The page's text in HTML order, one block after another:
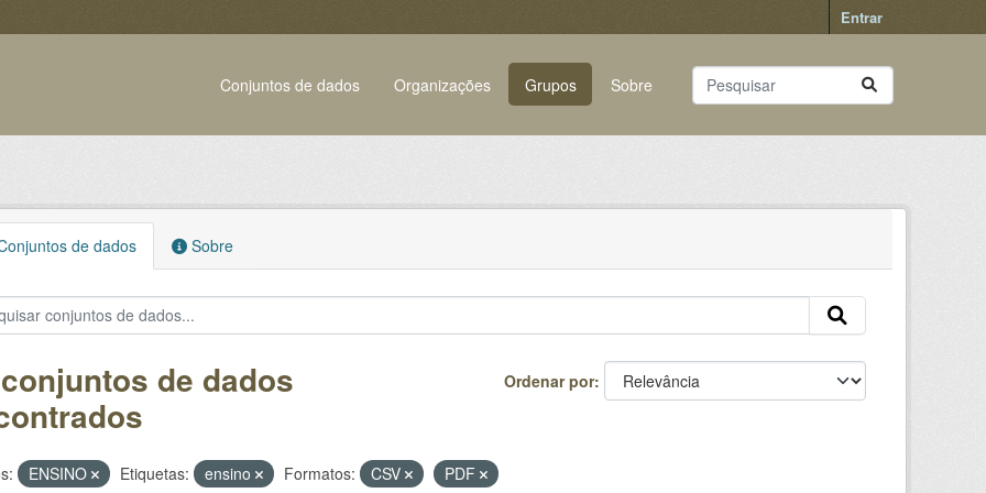
Entrar
Conjuntos de dados Organizações Grupos Sobre
de dados Sobre
Ordenar por
de dados
ENSINO Etiquetas: ensino Formatos: CSV PDF